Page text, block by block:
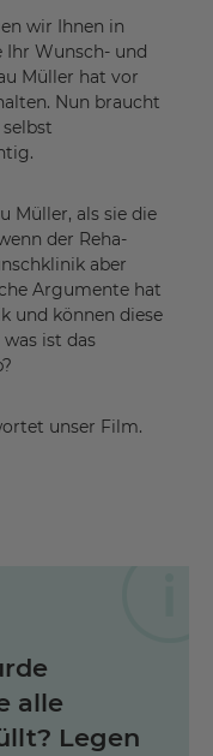
wir Ihnen in
Ihr Wunsch- und
Müller hat vor
Nun braucht
Müller, als sie die
der Reha-
aber
Argumente hat
und können diese
ist das
unser Film.
alle
Legen